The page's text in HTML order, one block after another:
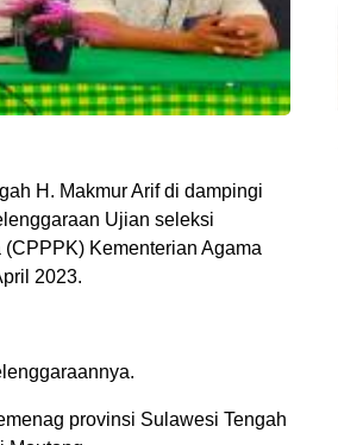
H. Makmur Arif di dampingi
Ujian seleksi
Kementerian Agama
2023.
provinsi Sulawesi Tengah